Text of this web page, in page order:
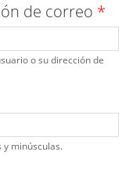
de correo *
o su dirección de
y minúsculas.